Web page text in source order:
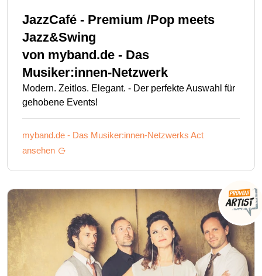
JazzCafé - Premium /Pop meets
Jazz&Swing
von myband.de - Das
Musiker:innen-Netzwerk
Modern. Zeitlos. Elegant. - Der perfekte Auswahl für
gehobene Events!
myband.de - Das Musiker:innen-Netzwerks Act
ansehen